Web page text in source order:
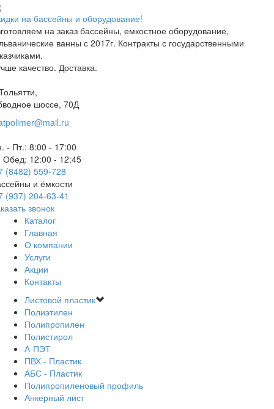
на бассейны и оборудование!
на заказ бассейны, емкостное оборудование,
ванны с 2017г. Контракты с государственными
качество. Доставка.
шоссе, 70Д
- Пт.: 8:00 - 17:00
Обед: 12:00 - 12:45
(8482) 559-728
и ёмкости
(937) 204-63-41
звонок
Каталог
Главная
О компании
Услуги
Акции
Контакты
Листовой пластик
Полиэтилен
Полипропилен
Полистирол
А-ПЭТ
ПВХ - Пластик
АБС - Пластик
Полипропиленовый профиль
Анкерный лист